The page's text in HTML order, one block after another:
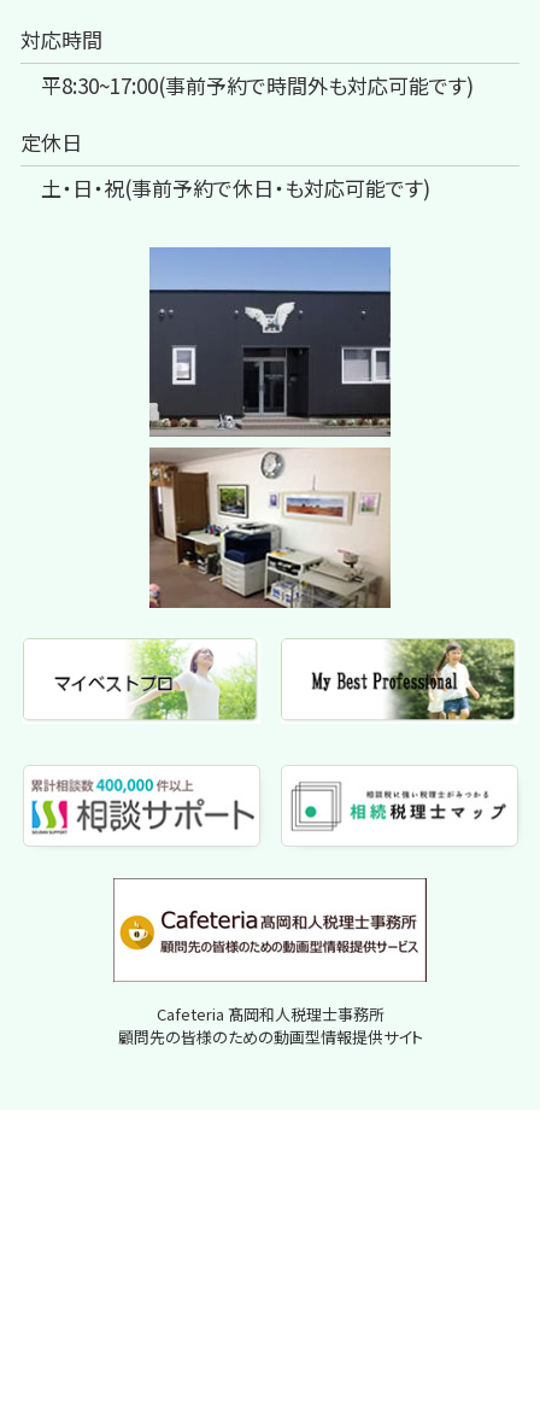
対応時間
平8:30~17:00(事前予約で時間外も対応可能です)
定休日
土・日・祝(事前予約で休日・も対応可能です)
Cafeteria 髙岡和人税理士事務所
顧問先の皆様のための動画型情報提供サイト